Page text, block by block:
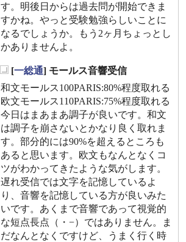
す。明後日からは過去問が開始できま
すかね。やっと受験勉強らしいことに
なるでしょうか。もう2ヶ月ちょっとし
かありませんよ。
[一総通] モールス音響受信
和文モールス100PARIS:80%程度取れる
欧文モールス110PARIS:75%程度取れる
今日はまあまあ調子が良いです。和文
は調子を崩さないとかなり良く取れま
す。部分的には90%を超えるところも
あると思います。欧文もなんとなくコ
ツがわかってきたような気がします。
遅れ受信では文字を記憶しているよ
り、音響を記憶している方が良いみた
いです。あくまで音響であって視覚的
な短点長点（・−）ではありません。ま
だなんとなくですけど、うまく行く時